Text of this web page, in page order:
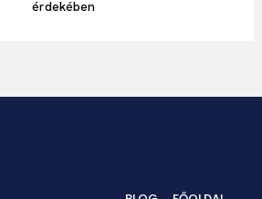
érdekében